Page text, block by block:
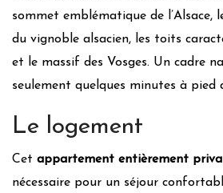
Gestion de la pollution lumineuse
Produits d’hygiène éco-responsables
Douchette/Mousseur d’économie
Peinture/revêtement muraux/sols
Mobilier durable/local
Waste
sommet emblématique de l’Alsace,
du vignoble alsacien, les toits
et le massif des Vosges. Un cadre
seulement quelques minutes à pied
Le logement
Cet appartement entièrement
nécessaire pour un séjour